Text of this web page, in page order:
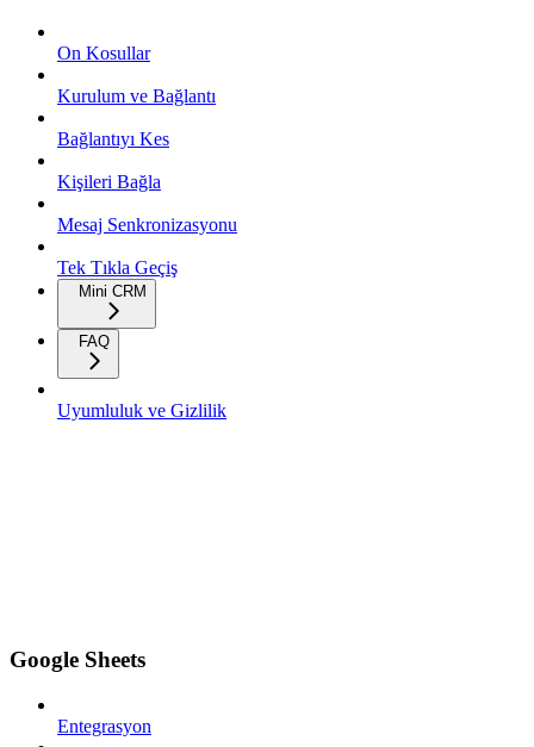
On Kosullar
Kurulum ve Bağlantı
Bağlantıyı Kes
Kişileri Bağla
Mesaj Senkronizasyonu
Tek Tıkla Geçiş
Mini CRM
FAQ
Uyumluluk ve Gizlilik
Google Sheets
Entegrasyon